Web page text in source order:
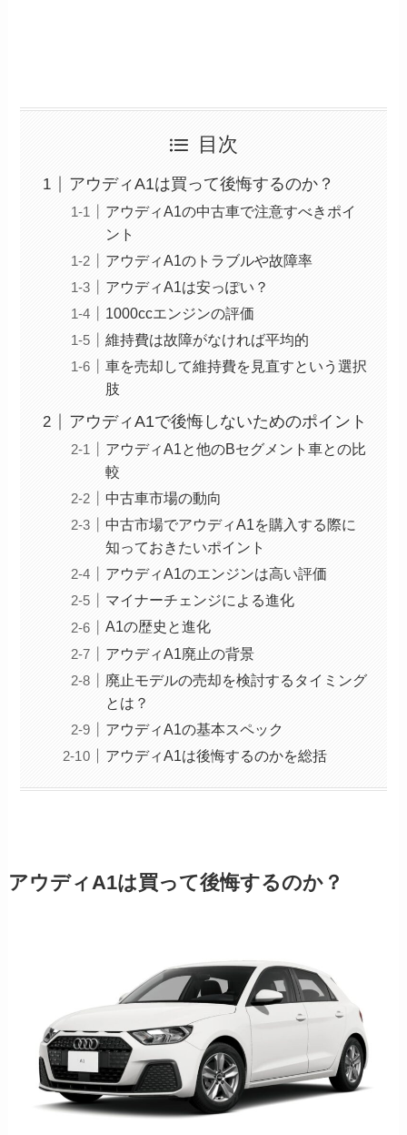
目次
アウディA1は買って後悔するのか？
アウディA1の中古車で注意すべきポイ
ント
アウディA1のトラブルや故障率
アウディA1は安っぽい？
1000ccエンジンの評価
維持費は故障がなければ平均的
車を売却して維持費を見直すという選択
肢
アウディA1で後悔しないためのポイント
アウディA1と他のBセグメント車との比
較
中古車市場の動向
中古市場でアウディA1を購入する際に
知っておきたいポイント
アウディA1のエンジンは高い評価
マイナーチェンジによる進化
A1の歴史と進化
アウディA1廃止の背景
廃止モデルの売却を検討するタイミング
とは？
アウディA1の基本スペック
アウディA1は後悔するのかを総括
アウディA1は買って後悔するのか？